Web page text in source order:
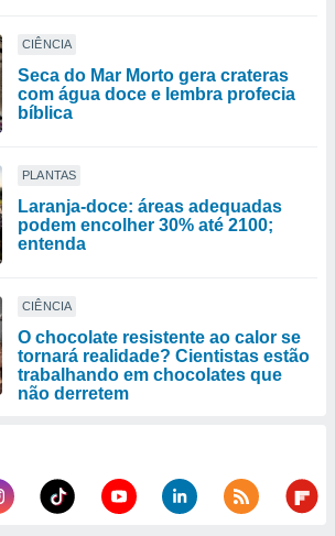
CIÊNCIA
Seca do Mar Morto gera crateras
com água doce e lembra profecia
bíblica
PLANTAS
Laranja-doce: áreas adequadas
podem encolher 30% até 2100;
entenda
CIÊNCIA
O chocolate resistente ao calor se
tornará realidade? Cientistas estão
trabalhando em chocolates que
não derretem